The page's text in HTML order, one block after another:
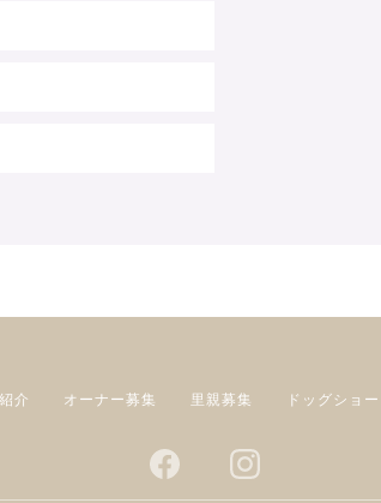
介 オーナー募集 里親募集
ドッグショー